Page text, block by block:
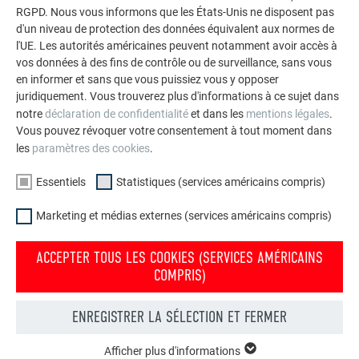
VOIR DAVANTAGE DE RÉFÉRENCES
Votre maison au look PREFA
Nous vous présentons un montage photo de l’aspect
RGPD. Nous vous informons que les États-Unis ne disposent pas
d'un niveau de protection des données équivalent aux normes de
l'UE. Les autorités américaines peuvent notamment avoir accès à
vos données à des fins de contrôle ou de surveillance, sans vous
en informer et sans que vous puissiez vous y opposer
juridiquement. Vous trouverez plus d'informations à ce sujet dans
notredéclaration de confidentialitéet dans les mentions légales.
Vous pouvez révoquer votre consentement à tout moment dans
les paramètres des cookies.
Essentiels Statistiques (services américains compris)
Marketing et médias externes (services américains compris)
ACCEPTER TOUS LES COOKIES (SERVICES AMÉRICAINS
COMPRIS)
ENREGISTRER LA SÉLECTION ET FERMER
Afficher plus d'informations